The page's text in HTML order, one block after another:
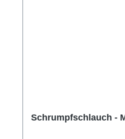
Schrumpfschlauch -